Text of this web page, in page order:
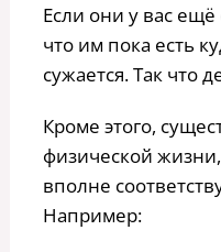
Если они у вас ещё
что им пока есть
сужается. Так что
Кроме этого,
физической
вполне
Например: